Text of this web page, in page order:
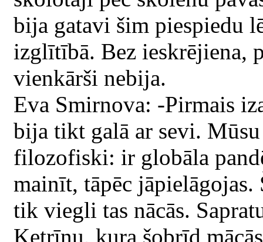
bija gatavi šim piespiedu
izglītībā. Bez ieskrējiena,
vienkārši nebija.
Eva Smirnova: -Pirmais
bija tikt galā ar sevi.
filozofiski: ir globāla
mainīt, tāpēc
tik viegli tas nācās.
Ketrīnu, kura šobrīd